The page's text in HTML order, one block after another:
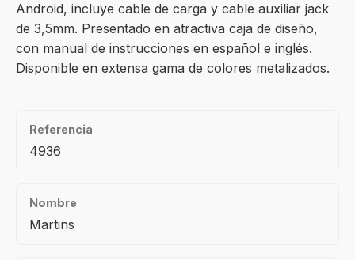
Android, incluye cable de carga y cable auxiliar jack
de 3,5mm. Presentado en atractiva caja de diseño,
con manual de instrucciones en español e inglés.
Disponible en extensa gama de colores metalizados.
Referencia
4936
Nombre
Martins